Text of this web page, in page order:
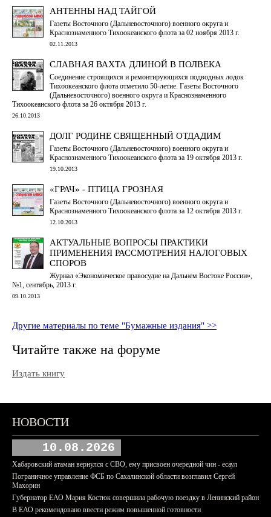
АНТЕННЫ НАД ТАЙГОЙ
Газеты Восточного (Дальневосточного) военного округа и
Краснознаменного Тихоокеанского флота за 02 ноября 2013 г.
02.11.2013
СЛАВНАЯ ВАХТА ДЛИНОЙ В ПОЛВЕКА
Соединение строящихся и ремонтирующихся подводных лодок
Тихоокеанского флота отметило 50-летие. Газеты Восточного
(Дальневосточного) военного округа и Краснознаменного
Тихоокеанского флота за 26 октября 2013 г.
26.10.2013
ДОЛГ РОДИНЕ СВЯЩЕННЫЙ ОТДАДИМ
Газеты Восточного (Дальневосточного) военного округа и
Краснознаменного Тихоокеанского флота за 19 октября 2013 г.
19.10.2013
«ГРАЧ» - ПТИЦА ГРОЗНАЯ
Газеты Восточного (Дальневосточного) военного округа и
Краснознаменного Тихоокеанского флота за 12 октября 2013 г.
12.10.2013
АКТУАЛЬНЫЕ ВОПРОСЫ ПРАКТИКИ
ПРИМЕНЕНИЯ РАССМОТРЕНИЯ НАЛОГОВЫХ
СПОРОВ
Журнал «Экономическое правосудие на Дальнем Востоке России»,
№1, сентябрь, 2013 г.
09.10.2013
Другие материалы по теме "Бумажные издания" >>
Читайте также на форуме
Издать книгу
НОВОСТИ
10.08.2026
Хабаровский атаман вернулся с СВО, ему присвоен очередной чин - есаул
Пограничное управление ФСБ по Сахалинской области возглавил Сергей
Махорин
Губернатор ЕАО Мария Костюк совершила рабочую поездку в Ленинский район
В ЕАО рекомендовано ввести режим повышенной готовности